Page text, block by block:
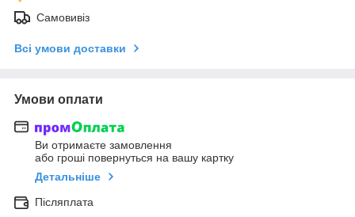
Самовивіз
Всі умови доставки
Умови оплати
Ви отримаєте замовлення
або гроші повернуться на вашу картку
Детальніше
Післяплата